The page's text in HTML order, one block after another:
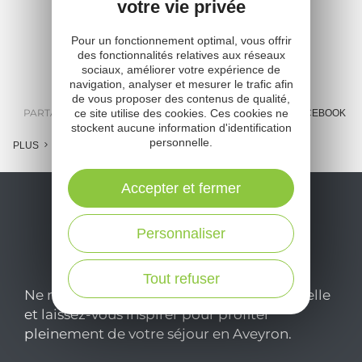
Espalion à Saint-Geniez-D’Olt : 28
Autre itinéraire : La voie de
Conques : 70 km
PARTAGER : E-MAIL MESSENGER FACEBOOK
PLUS
Ne manquez pas notre newsletter mensuelle
et laissez-vous inspirer pour profiter
pleinement de votre séjour en Aveyron.
votre vie privée
Pour un fonctionnement optimal, vous offrir
des fonctionnalités relatives aux réseaux
sociaux, améliorer votre expérience de
navigation, analyser et mesurer le trafic afin
de vous proposer des contenus de qualité,
ce site utilise des cookies. Ces cookies ne
stockent aucune information d'identification
personnelle.
Tout refuser
Personnaliser
Accepter et fermer